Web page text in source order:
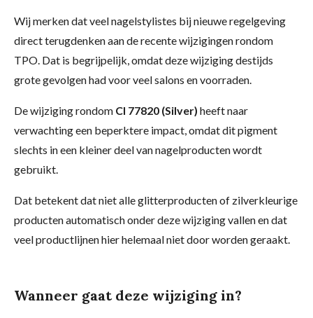
Wij merken dat veel nagelstylistes bij nieuwe regelgeving
direct terugdenken aan de recente wijzigingen rondom
TPO. Dat is begrijpelijk, omdat deze wijziging destijds
grote gevolgen had voor veel salons en voorraden.
De wijziging rondom CI 77820 (Silver) heeft naar
verwachting een beperktere impact, omdat dit pigment
slechts in een kleiner deel van nagelproducten wordt
gebruikt.
Dat betekent dat niet alle glitterproducten of zilverkleurige
producten automatisch onder deze wijziging vallen en dat
veel productlijnen hier helemaal niet door worden geraakt.
Wanneer gaat deze wijziging in?